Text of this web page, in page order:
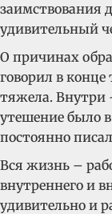
заимствования
удивительный
О причинах
говорил в
тяжела. Внутри
утешение было в
постоянно
Вся жизнь –
внутреннего и
удивительно и